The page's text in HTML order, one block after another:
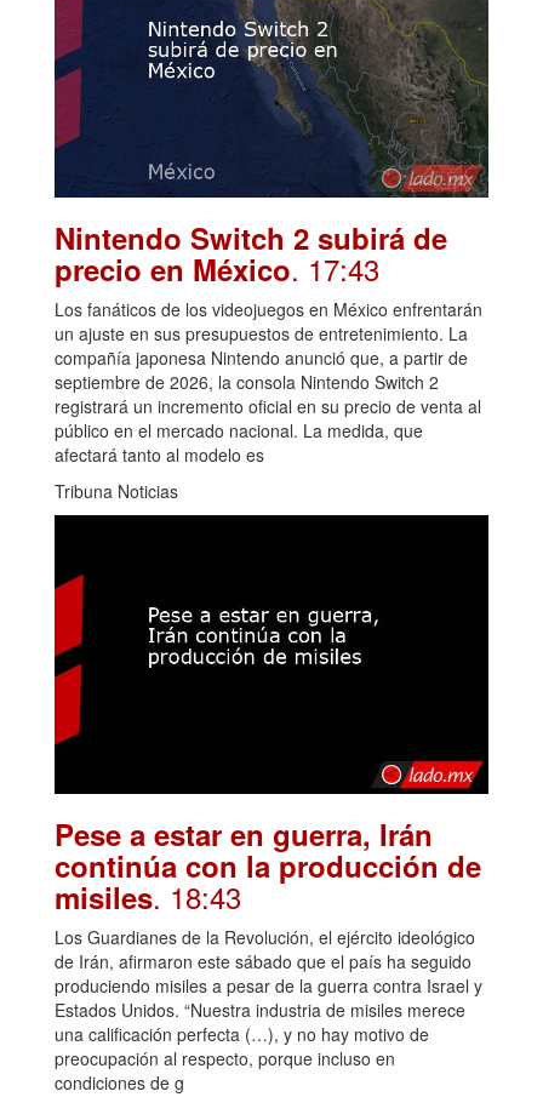
Nintendo Switch 2 subirá de
precio en México. 17:43
Los fanáticos de los videojuegos en México enfrentarán
un ajuste en sus presupuestos de entretenimiento. La
compañía japonesa Nintendo anunció que, a partir de
septiembre de 2026, la consola Nintendo Switch 2
registrará un incremento oficial en su precio de venta al
público en el mercado nacional. La medida, que
afectará tanto al modelo es
Tribuna Noticias
Pese a estar en guerra, Irán
continúa con la producción de
misiles. 18:43
Los Guardianes de la Revolución, el ejército ideológico
de Irán, afirmaron este sábado que el país ha seguido
produciendo misiles a pesar de la guerra contra Israel y
Estados Unidos. “Nuestra industria de misiles merece
una calificación perfecta (…), y no hay motivo de
preocupación al respecto, porque incluso en
condiciones de g